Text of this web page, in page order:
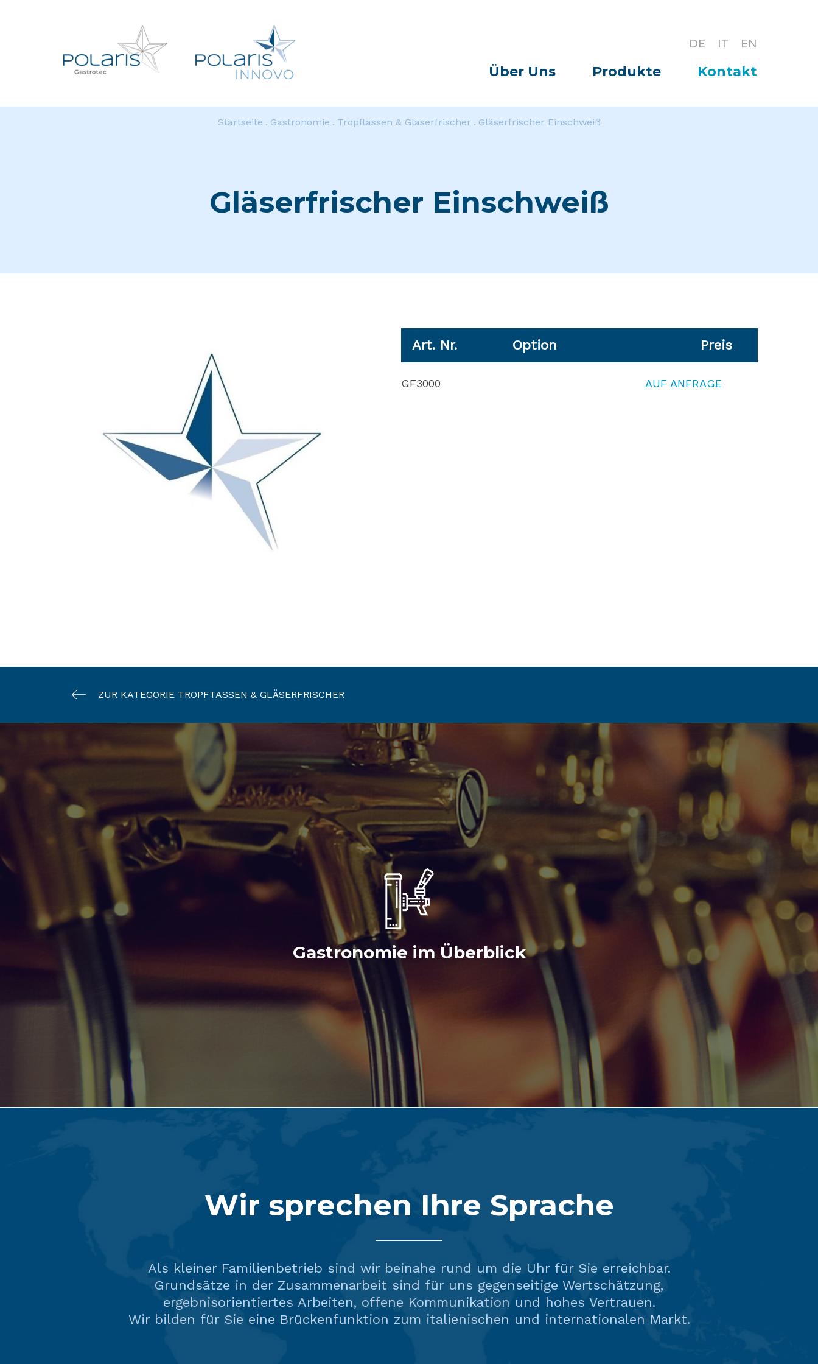
DE IT EN
Über Uns Produkte Kontakt
Startseite Gastronomie Tropftassen & Gläserfrischer Gläserfrischer Einschweiß
Gläserfrischer Einschweiß
Art. Nr. Option Preis
GF3000 AUF ANFRAGE
ZUR KATEGORIE TROPFTASSEN & GLÄSERFRISCHER
Gastronomie im Überblick
Wir sprechen Ihre Sprache
Als kleiner Familienbetrieb sind wir beinahe rund um die Uhr für Sie erreichbar.
Grundsätze in der Zusammenarbeit sind für uns gegenseitige Wertschätzung,
ergebnisorientiertes Arbeiten, offene Kommunikation und hohes Vertrauen.
Wir bilden für Sie eine Brückenfunktion zum italienischen und internationalen Markt.